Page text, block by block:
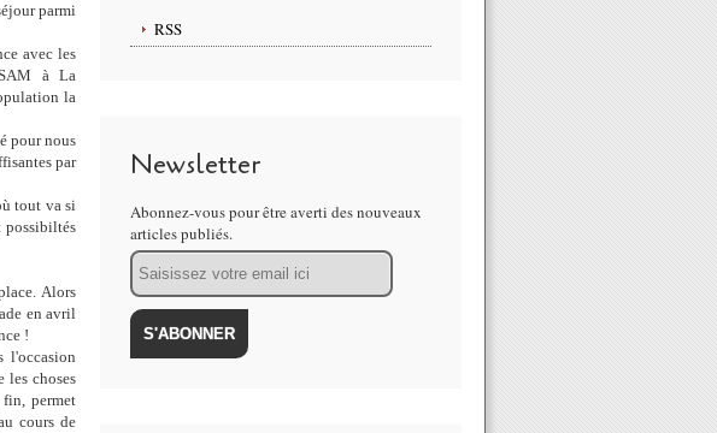
parmi
avec les
à La
la
pour nous
par
tout va si
possibiltés
Alors
en avril
!
l'occasion
les choses
permet
cours de
RSS
Newsletter
Abonnez-vous pour être averti des nouveaux
articles publiés.
Email